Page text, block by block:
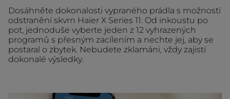
Dosáhněte dokonalosti vypraného prádla s možností
odstranění skvrn Haier X Series 11. Od inkoustu po
pot, jednoduše vyberte jeden z 12 vyhrazených
programů s přesným zacílením a nechte jej, aby se
postaral o zbytek. Nebudete zklamáni, vždy zajistí
dokonalé výsledky.